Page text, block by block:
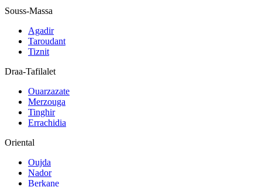
Souss-Massa
Agadir
Taroudant
Tiznit
Draa-Tafilalet
Ouarzazate
Merzouga
Tinghir
Errachidia
Oriental
Oujda
Nador
Berkane